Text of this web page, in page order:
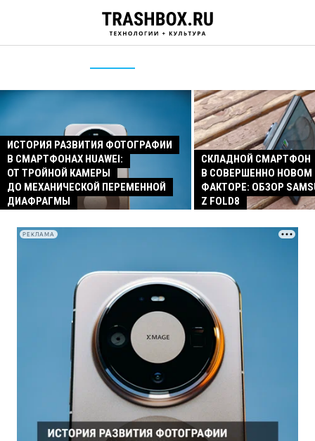
ИСТОРИЯ РАЗВИТИЯ ФОТОГРАФИИ
В СМАРТФОНАХ HUAWEI:
ОТ ТРОЙНОЙ КАМЕРЫ
ДО МЕХАНИЧЕСКОЙ ПЕРЕМЕННОЙ
ДИАФРАГМЫ
СКЛАДНОЙ СМАРТФОН
В СОВЕРШЕННО
ФАКТОРЕ: ОБЗОР
Z FOLD8
РЕКЛАМА